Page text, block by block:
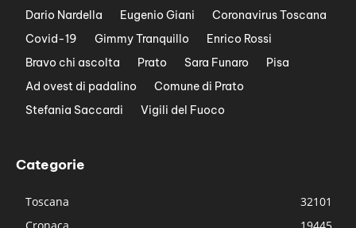
Dario Nardella
Eugenio Giani
Coronavirus Toscana
Covid-19
Gimmy Tranquillo
Enrico Rossi
Bravo chi ascolta
Prato Sara Funaro
Pisa
Ad ovest di padalino
Comune di Prato
Stefania Saccardi
Vigili del Fuoco
Categorie
Toscana
32101